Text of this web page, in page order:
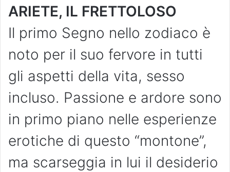
ARIETE, IL FRETTOLOSO
Il primo Segno nello zodiaco è
noto per il suo fervore in tutti
gli aspetti della vita, sesso
incluso. Passione e ardore sono
in primo piano nelle esperienze
erotiche di questo “montone”,
ma scarseggia in lui il desiderio